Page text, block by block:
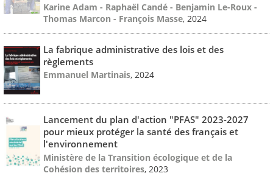
Karine Adam - Raphaël Candé - Benjamin Le-Roux -
Thomas Marcon - François Masse, 2024
La fabrique administrative des lois et des
règlements
Emmanuel Martinais, 2024
Lancement du plan d'action "PFAS" 2023-2027
pour mieux protéger la santé des français et
l'environnement
Ministère de la Transition écologique et de la
Cohésion des territoires, 2023